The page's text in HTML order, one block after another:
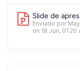
Enviado por
on 18 Jun, 01:20